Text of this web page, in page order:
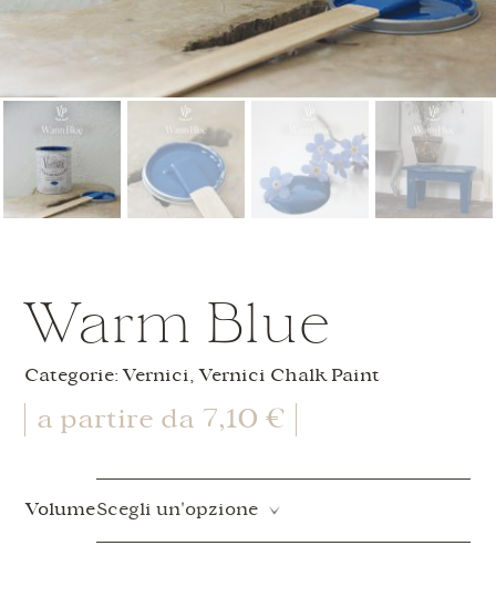
Warm Blue
Categorie:Vernici,Vernici Chalk Paint
a partire da 7,10€
VolumeScegli un'opzione